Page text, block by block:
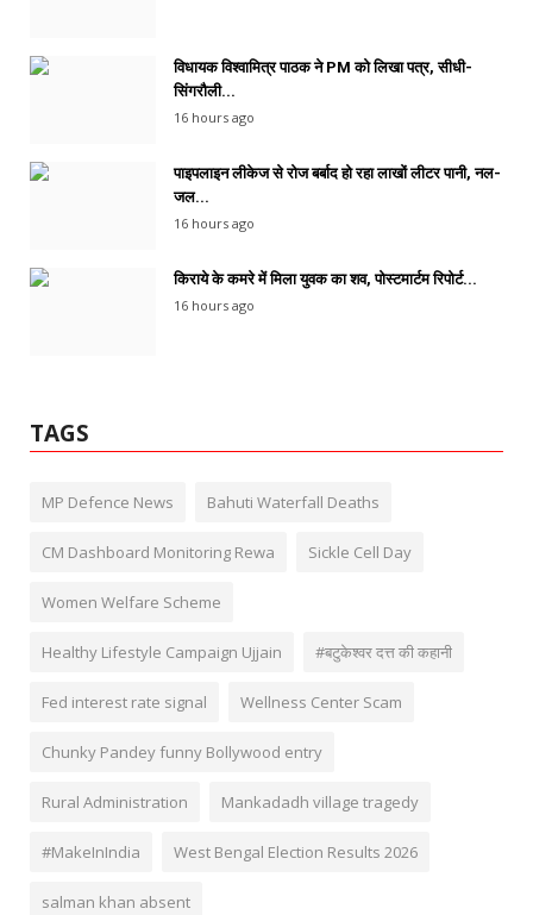
विधायक विश्वामित्र पाठक ने PM को लिखा पत्र, सीधी-
सिंगरौली...
16 hours ago
पाइपलाइन लीकेज से रोज बर्बाद हो रहा लाखों लीटर पानी, नल-
जल...
16 hours ago
किराये के कमरे में मिला युवक का शव, पोस्टमार्टम रिपोर्ट...
16 hours ago
TAGS
MP Defence News Bahuti Waterfall Deaths
CM Dashboard Monitoring Rewa Sickle Cell Day
Women Welfare Scheme
Healthy Lifestyle Campaign Ujjain #बटुकेश्वर दत्त की कहानी
Fed interest rate signal Wellness Center Scam
Chunky Pandey funny Bollywood entry
Rural Administration Mankadadh village tragedy
#MakeInIndia West Bengal Election Results 2026
salman khan absent